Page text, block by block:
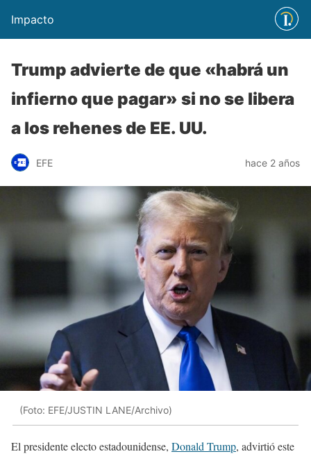
Impacto
Trump advierte de que «habrá un
infierno que pagar» si no se libera
a los rehenes de EE. UU.
EFE hace 2 años
(Foto: EFE/JUSTIN LANE/Archivo)
El presidente electo estadounidense, Donald Trump, advirtió este